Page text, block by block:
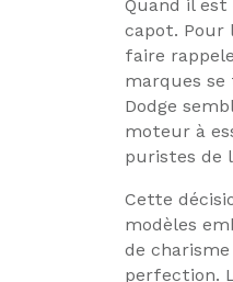
Quand il
capot. Pour
faire
marques se
Dodge
moteur à
puristes de
Cette
modèles
de charisme
perfection.